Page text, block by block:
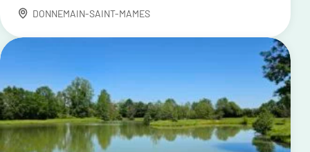
DONNEMAIN-SAINT-MAMES